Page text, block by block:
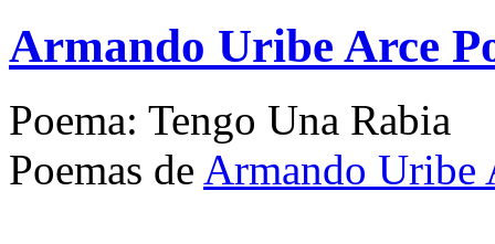
Armando Uribe Arce
Poema: Tengo Una Rabia
Poemas de Armando Uribe